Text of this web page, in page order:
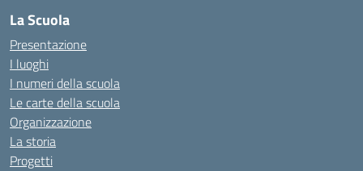
La Scuola
Presentazione
I luoghi
I numeri della scuola
Le carte della scuola
Organizzazione
La storia
Progetti